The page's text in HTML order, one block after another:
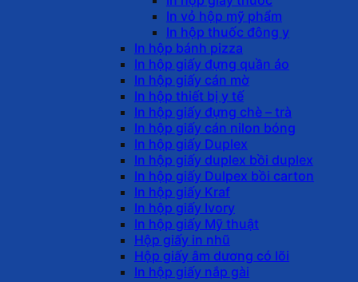
In vỏ hộp mỹ phẩm
In hộp thuốc đông y
In hộp bánh pizza
In hộp giấy đựng quần áo
In hộp giấy cán mờ
In hộp thiết bị y tế
In hộp giấy đựng chè – trà
In hộp giấy cán nilon bóng
In hộp giấy Duplex
In hộp giấy duplex bồi duplex
In hộp giấy Dulpex bồi carton
In hộp giấy Kraf
In hộp giấy Ivory
In hộp giấy Mỹ thuật
Hộp giấy in nhũ
Hộp giấy âm dương có lõi
In hộp giấy nắp gài